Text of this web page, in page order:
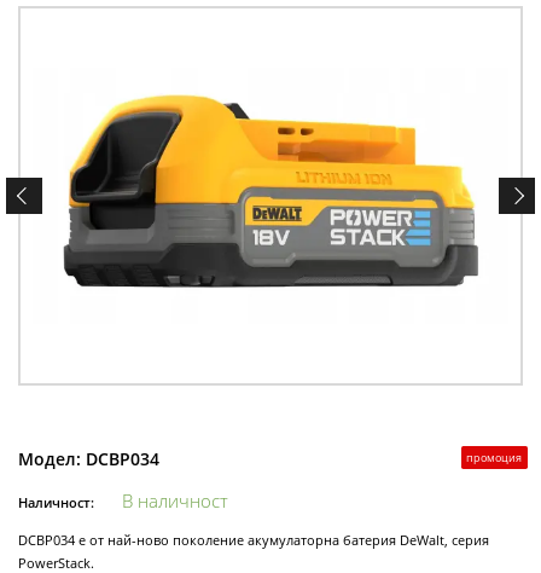
промоция
Модел: DCBP034
Наличност: В наличност
DCBP034 е от най-ново поколение акумулаторна батерия DeWalt, серия
PowerStack.